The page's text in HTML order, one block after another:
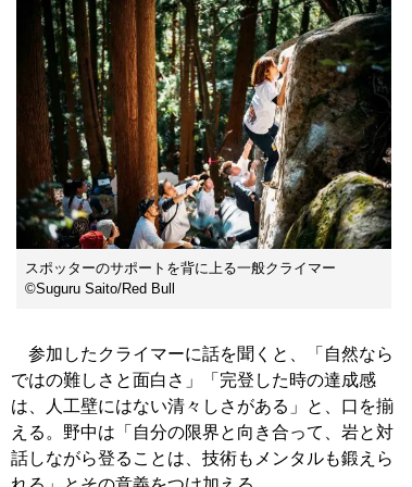
スポッターのサポートを背に上る一般クライマー
©Suguru Saito/Red Bull
参加したクライマーに話を聞くと、「自然なら
ではの難しさと面白さ」「完登した時の達成感
は、人工壁にはない清々しさがある」と、口を揃
える。野中は「自分の限界と向き合って、岩と対
話しながら登ることは、技術もメンタルも鍛えら